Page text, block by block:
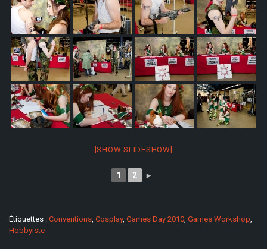
[SHOW SLIDESHOW]
1 2 ►
Étiquettes : Conventions, Cosplay, Games Day 2010, Games Workshop,
Hobbyiste